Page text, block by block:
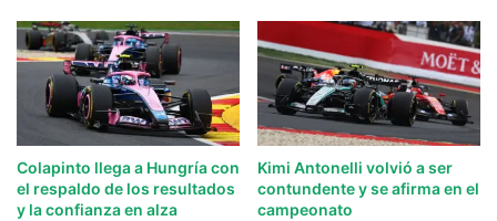
Colapinto llega a Hungría con
el respaldo de los resultados
y la confianza en alza
Kimi Antonelli volvió a ser
contundente y se afirma en el
campeonato